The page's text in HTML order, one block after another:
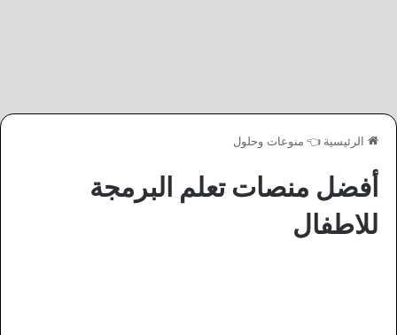
الرئيسية 👈 منوعات وحلول
أفضل منصات تعلم البرمجة
للاطفال